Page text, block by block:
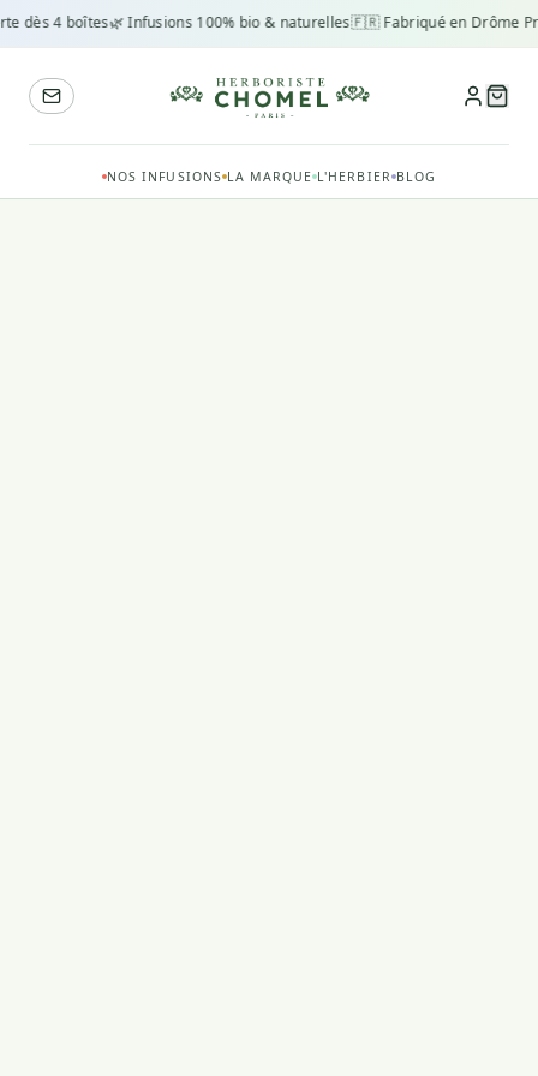
dès 4 boîtes🌿 Infusions 100% bio & naturelles🇫🇷 Fabriqué en Drôme
NOS INFUSIONS LA MARQUE L'HERBIER BLOG